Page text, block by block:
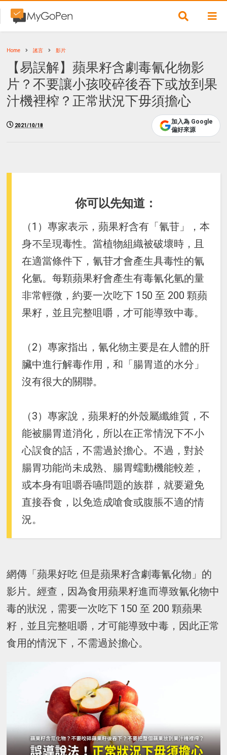
Home 謠言 影片
【易誤解】蘋果籽含劇毒氰化物影
片？不要讓小孩咬碎後吞下或放到果
汁機裡榨？正常狀況下毋須擔心
2021/10/18
加入為 Google
偏好來源
你可以先知道：
（1）專家表示，蘋果籽含有「氰苷」，本
身不呈現毒性。當植物組織被破壞時，且
在適當條件下，氰苷才會產生具毒性的氰
化氫。每顆蘋果籽會產生有毒氰化氫的量
非常輕微，約要一次吃下 150 至 200 顆蘋
果籽，並且完整咀嚼，才可能導致中毒。
（2）專家指出，氰化物主要是在人體的肝
臟中進行解毒作用，和「腸胃道的水分」
沒有很大的關聯。
（3）專家說，蘋果籽的外殼屬纖維質，不
能被腸胃道消化，所以在正常情況下不小
心誤食的話，不需過於擔心。不過，對於
腸胃功能尚未成熟、腸胃蠕動機能較差，
或本身有咀嚼吞嚥問題的族群，就要避免
直接吞食，以免造成嗆食或腹脹不適的情
況。
網傳「蘋果好吃 但是蘋果籽含劇毒氰化物」的
影片。經查，因為食用蘋果籽進而導致氰化物中
毒的狀況，需要一次吃下 150 至 200 顆蘋果
籽，並且完整咀嚼，才可能導致中毒，因此正常
食用的情況下，不需過於擔心。